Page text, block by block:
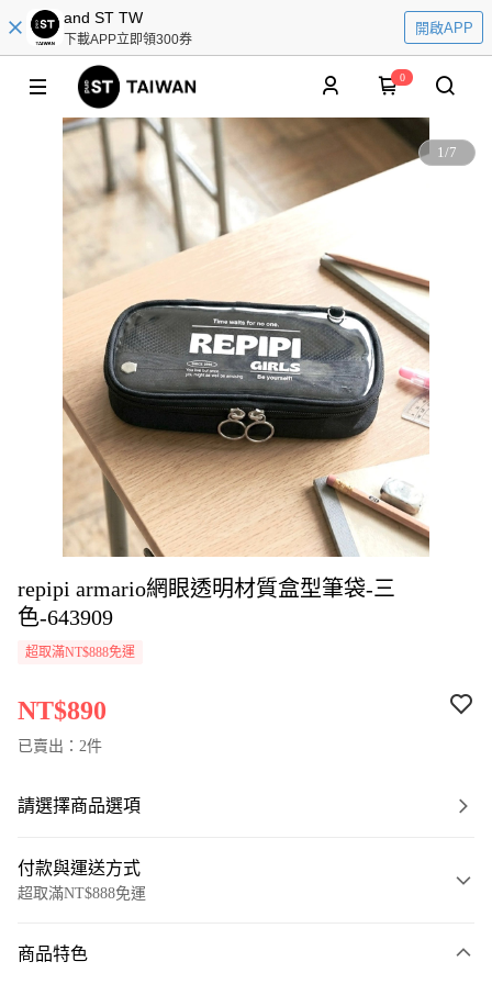
and ST TW
下載APP立即領300券
開啟APP
0
1/7
repipi armario網眼透明材質盒型筆袋-三
色-643909
超取滿NT$888免運
NT$890
已賣出：2件
請選擇商品選項
付款與運送方式
超取滿NT$888免運
信用卡一次付款
商品特色